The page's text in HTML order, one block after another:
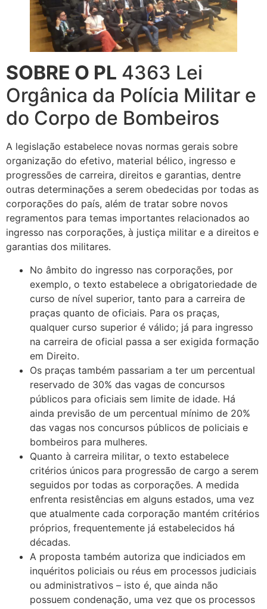
SOBRE O PL 4363 Lei
Orgânica da Polícia Militar e
do Corpo de Bombeiros
A legislação estabelece novas normas gerais sobre
organização do efetivo, material bélico, ingresso e
progressões de carreira, direitos e garantias, dentre
outras determinações a serem obedecidas por todas as
corporações do país, além de tratar sobre novos
regramentos para temas importantes relacionados ao
ingresso nas corporações, à justiça militar e a direitos e
garantias dos militares.
No âmbito do ingresso nas corporações, por
exemplo, o texto estabelece a obrigatoriedade de
curso de nível superior, tanto para a carreira de
praças quanto de oficiais. Para os praças,
qualquer curso superior é válido; já para ingresso
na carreira de oficial passa a ser exigida formação
em Direito.
Os praças também passariam a ter um percentual
reservado de 30% das vagas de concursos
públicos para oficiais sem limite de idade. Há
ainda previsão de um percentual mínimo de 20%
das vagas nos concursos públicos de policiais e
bombeiros para mulheres.
Quanto à carreira militar, o texto estabelece
critérios únicos para progressão de cargo a serem
seguidos por todas as corporações. A medida
enfrenta resistências em alguns estados, uma vez
que atualmente cada corporação mantém critérios
próprios, frequentemente já estabelecidos há
décadas.
A proposta também autoriza que indiciados em
inquéritos policiais ou réus em processos judiciais
ou administrativos – isto é, que ainda não
possuem condenação, uma vez que os processos